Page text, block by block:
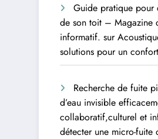
Guide pratique
de son toit – Magazine
informatif. sur
solutions pour un
Recherche de fuite
d’eau invisible
collaboratif,culturel et
détecter une micro-fuite